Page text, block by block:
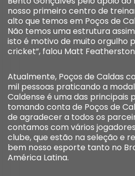
nosso primeiro centro de
alto que temos em Poços de
Não temos uma estrutura
isto é motivo de muito orgulho
cricket”, falou Matt
Atualmente, Poços de Caldas
mil pessoas praticando a
Caldense é uma das principais
tomando conta de Poços de
de agradecer a todos os
contamos com vários
clube, que estão na seleção e
bem nosso esporte tanto no
América Latina.